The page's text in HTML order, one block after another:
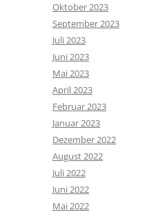
Oktober 2023
September 2023
Juli 2023
Juni 2023
Mai 2023
April 2023
Februar 2023
Januar 2023
Dezember 2022
August 2022
Juli 2022
Juni 2022
Mai 2022